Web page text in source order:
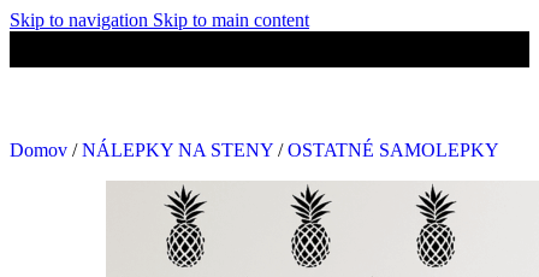
Skip to navigation Skip to main content
Domov / NÁLEPKY NA STENY / OSTATNÉ SAMOLEPKY